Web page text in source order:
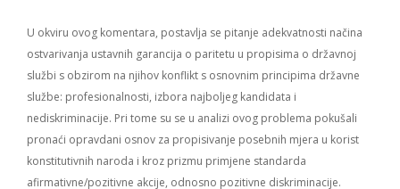
U okviru ovog komentara, postavlja se pitanje adekvatnosti načina
ostvarivanja ustavnih garancija o paritetu u propisima o državnoj
službi s obzirom na njihov konflikt s osnovnim principima državne
službe: profesionalnosti, izbora najboljeg kandidata i
nediskriminacije. Pri tome su se u analizi ovog problema pokušali
pronaći opravdani osnov za propisivanje posebnih mjera u korist
konstitutivnih naroda i kroz prizmu primjene standarda
afirmativne/pozitivne akcije, odnosno pozitivne diskriminacije.